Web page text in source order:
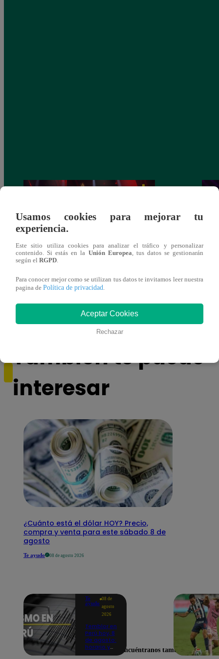
Pájaro Gómez venció a Miguel Mateos y
rock
También te puede
interesar
¿Cuánto está el dólar HOY? Precio,
compra y venta para este sábado 8 de
agosto
Te ayudo 08 de agosto 2026
Te
ayudo
08 de
agosto
2026
Temblor en
Perú hoy, 8
de agosto:
horario y
Usamos cookies para mejorar tu
experiencia.
Este sitio utiliza cookies para analizar el tráfico y personalizar
contenido. Si estás en la Unión Europea , tus datos se gestionarán
según el RGPD
Para conocer mejor como se utilizan tus datos te invitamos leer nuestra
pagina de Política de privacidad
Aceptar Cookies
Rechazar
Encuéntranos también en